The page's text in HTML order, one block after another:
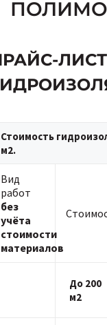
Стоимость
м2.
Вид
работ
без
учёта
стоимости
материалов
До 200
м2